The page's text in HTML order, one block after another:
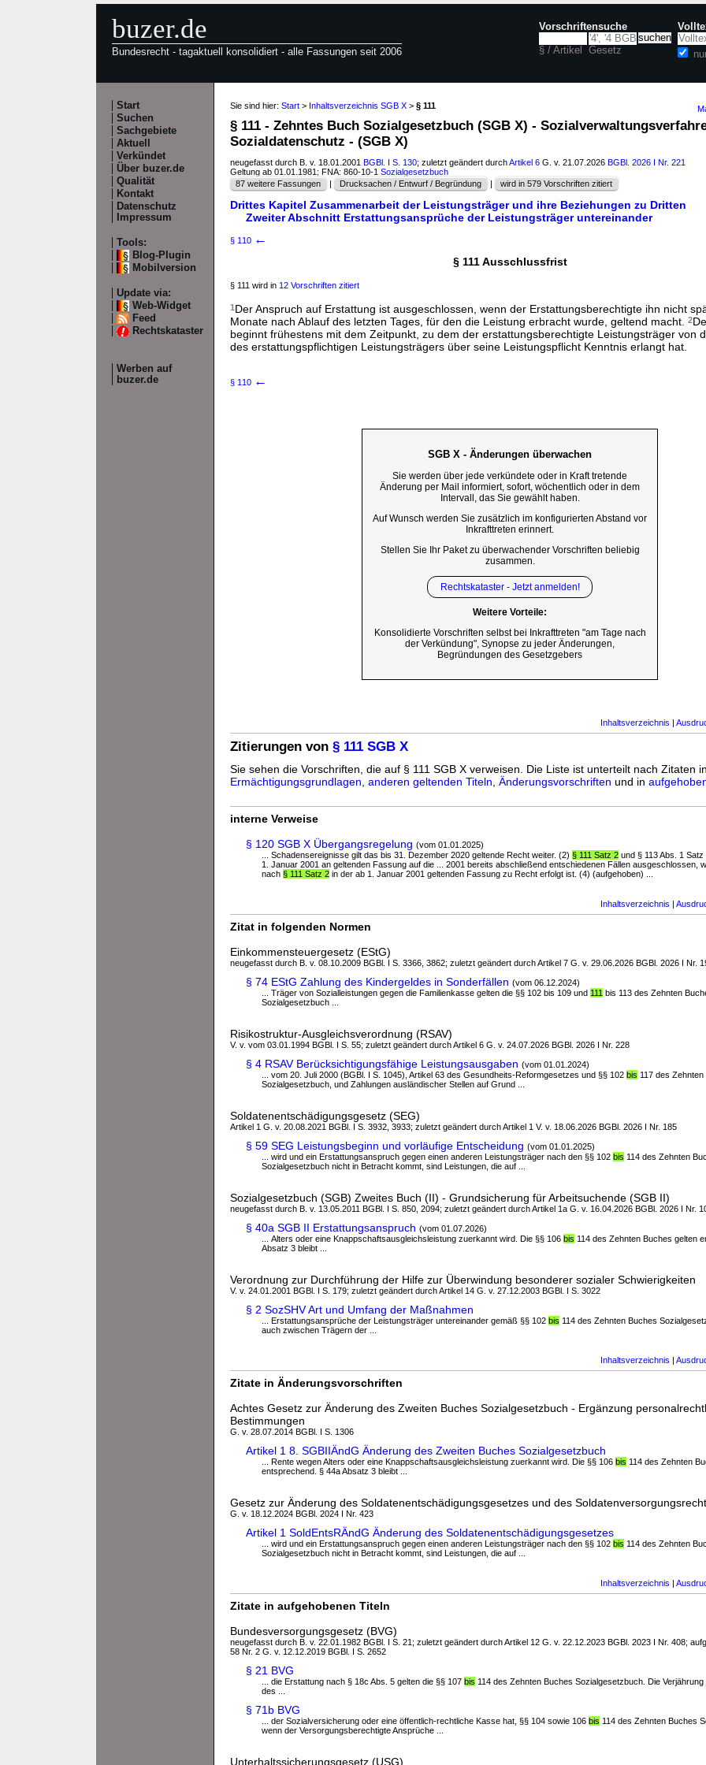
buzer.de
Bundesrecht - tagaktuell konsolidiert - alle Fassungen seit 2006
Vorschriftensuche
§ / Artikel Gesetz
Start
Suchen
Sachgebiete
Aktuell
Verkündet
Über buzer.de
Qualität
Kontakt
Datenschutz
Impressum
Tools:
Blog-Plugin
Mobilversion
Update via:
Web-Widget
Feed
Rechtskataster
Werben auf
buzer.de
Sie sind hier: Start > Inhaltsverzeichnis SGB X > § 111
§ 111 - Zehntes Buch Sozialgesetzbuch (SGB X) -
Sozialdatenschutz - (SGB X)
neugefasst durch B. v. 18.01.2001 BGBl. I S. 130; zuletzt geändert durchArtikel 6 G. v. 21.07.2026 BGBl. 2026 I Nr. 221
Geltung ab 01.01.1981; FNA: 860-10-1 Sozialgesetzbuch
87 weitere Fassungen
| Drucksachen / Entwurf / Begründung | wird in 579 Vorschriften zitiert
Drittes Kapitel Zusammenarbeit der Leistungsträger und ihre Beziehungen zu Dritten
Zweiter Abschnitt Erstattungsansprüche der Leistungsträger untereinander
§ 110 ←
§ 111 Ausschlussfrist
§ 111 wird in 12 Vorschriften zitiert
1Der Anspruch auf Erstattung ist ausgeschlossen, wenn der Erstattungsberechtigte ihn nicht
Monate nach Ablauf des letzten Tages, für den die Leistung erbracht wurde, geltend macht.
2
beginnt frühestens mit dem Zeitpunkt, zu dem der erstattungsberechtigte Leistungsträger von
des erstattungspflichtigen Leistungsträgers über seine Leistungspflicht Kenntnis erlangt hat.
§ 110 ←
SGB X - Änderungen überwachen
Sie werden über jede verkündete oder in Kraft tretende
Änderung per Mail informiert, sofort, wöchentlich oder in dem
Intervall, das Sie gewählt haben.
Auf Wunsch werden Sie zusätzlich im konfigurierten Abstand vor
Inkrafttreten erinnert.
Stellen Sie Ihr Paket zu überwachender Vorschriften beliebig
zusammen.
Rechtskataster - Jetzt anmelden!
Weitere Vorteile:
Konsolidierte Vorschriften selbst bei Inkrafttreten "am Tage nach
der Verkündung", Synopse zu jeder Änderungen,
Begründungen des Gesetzgebers
Inhaltsverzeichnis |
Zitierungen von § 111 SGB X
Sie sehen die Vorschriften, die auf § 111 SGB X verweisen. Die Liste ist unterteilt nach Zitaten in
Ermächtigungsgrundlagen anderen geltenden Titeln Änderungsvorschriften und in
interne Verweise
§ 120 SGB X Übergangsregelung (vom 01.01.2025)
... Schadensereignisse gilt das bis 31. Dezember 2020 geltende Recht weiter. (2) § 111 Satz 2 und § 113 Abs. 1
1. Januar 2001 an geltenden Fassung auf die ... 2001 bereits abschließend entschiedenen Fällen ausgeschlossen,
nach § 111 Satz 2 in der ab 1. Januar 2001 geltenden Fassung zu Recht erfolgt ist. (4) (aufgehoben) ...
Inhaltsverzeichnis |
Zitat in folgenden Normen
Einkommensteuergesetz (EStG)
neugefasst durch B. v. 08.10.2009 BGBl. I S. 3366, 3862; zuletzt geändert durch Artikel 7 G. v. 29.06.2026 BGBl. 2026 I Nr.
§ 74 EStG Zahlung des Kindergeldes in Sonderfällen (vom 06.12.2024)
... Träger von Sozialleistungen gegen die Familienkasse gelten die §§ 102 bis 109 und 111 bis 113 des Zehnten
Sozialgesetzbuch ...
Risikostruktur-Ausgleichsverordnung (RSAV)
V. v. vom 03.01.1994 BGBl. I S. 55; zuletzt geändert durch Artikel 6 G. v. 24.07.2026 BGBl. 2026 I Nr. 228
§ 4 RSAV Berücksichtigungsfähige Leistungsausgaben (vom 01.01.2024)
... vom 20. Juli 2000 (BGBl. I S. 1045), Artikel 63 des Gesundheits-Reformgesetzes und §§ 102 bis 117 des Zehnten
Sozialgesetzbuch, und Zahlungen ausländischer Stellen auf Grund ...
Soldatenentschädigungsgesetz (SEG)
Artikel 1 G. v. 20.08.2021 BGBl. I S. 3932, 3933; zuletzt geändert durch Artikel 1 V. v. 18.06.2026 BGBl. 2026 I Nr. 185
§ 59 SEG Leistungsbeginn und vorläufige Entscheidung (vom 01.01.2025)
... wird und ein Erstattungsanspruch gegen einen anderen Leistungsträger nach den §§ 102 bis 114 des Zehnten
Sozialgesetzbuch nicht in Betracht kommt, sind Leistungen, die auf ...
Sozialgesetzbuch (SGB) Zweites Buch (II) - Grundsicherung für Arbeitsuchende (SGB II)
neugefasst durch B. v. 13.05.2011 BGBl. I S. 850, 2094; zuletzt geändert durch Artikel 1a G. v. 16.04.2026 BGBl. 2026 I Nr.
§ 40a SGB II Erstattungsanspruch (vom 01.07.2026)
... Alters oder eine Knappschaftsausgleichsleistung zuerkannt wird. Die §§ 106 bis 114 des Zehnten Buches gelten
Absatz 3 bleibt ...
Verordnung zur Durchführung der Hilfe zur Überwindung besonderer sozialer Schwierigkeiten
V. v. 24.01.2001 BGBl. I S. 179; zuletzt geändert durch Artikel 14 G. v. 27.12.2003 BGBl. I S. 3022
§ 2 SozSHV Art und Umfang der Maßnahmen
... Erstattungsansprüche der Leistungsträger untereinander gemäß §§ 102 bis 114 des Zehnten Buches
auch zwischen Trägern der ...
Inhaltsverzeichnis |
Zitate in Änderungsvorschriften
Achtes Gesetz zur Änderung des Zweiten Buches Sozialgesetzbuch - Ergänzung
Bestimmungen
G. v. 28.07.2014 BGBl. I S. 1306
Artikel 1 8. SGBIIÄndG Änderung des Zweiten Buches Sozialgesetzbuch
... Rente wegen Alters oder eine Knappschaftsausgleichsleistung zuerkannt wird. Die §§ 106 bis 114 des Zehnten
entsprechend. § 44a Absatz 3 bleibt ...
Gesetz zur Änderung des Soldatenentschädigungsgesetzes und des
G. v. 18.12.2024 BGBl. 2024 I Nr. 423
Artikel 1 SoldEntsRÄndG Änderung des Soldatenentschädigungsgesetzes
... wird und ein Erstattungsanspruch gegen einen anderen Leistungsträger nach den §§ 102 bis 114 des Zehnten
Sozialgesetzbuch nicht in Betracht kommt, sind Leistungen, die auf ...
Inhaltsverzeichnis |
Zitate in aufgehobenen Titeln
Bundesversorgungsgesetz (BVG)
neugefasst durch B. v. 22.01.1982 BGBl. I S. 21; zuletzt geändert durch Artikel 12 G. v. 22.12.2023 BGBl. 2023 I Nr. 408;
58 Nr. 2 G. v. 12.12.2019 BGBl. I S. 2652
§ 21 BVG
... die Erstattung nach § 18c Abs. 5 gelten die §§ 107 bis 114 des Zehnten Buches Sozialgesetzbuch. Die Verjährung
des ...
§ 71b BVG
... der Sozialversicherung oder eine öffentlich-rechtliche Kasse hat, §§ 104 sowie 106 bis 114 des Zehnten Buches
wenn der Versorgungsberechtigte Ansprüche ...
Unterhaltssicherungsgesetz (USG)